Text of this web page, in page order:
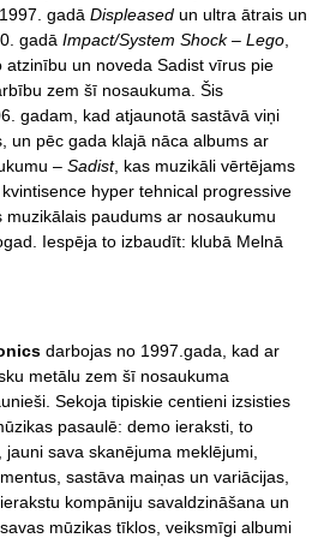
gadā Displeased un ultra ātrais un
gadā Impact/System Shock – Lego,
atzinību un noveda Sadist vīrus pie
zem šī nosaukuma. Šis
gadam, kad atjaunotā sastāvā viņi
un pēc gada klajā nāca albums ar
– Sadist, kas muzikāli vērtējams
hyper tehnical progressive
paudums ar nosaukumu
Iespēja to izbaudīt: klubā Melnā
darbojas no 1997.gada, kad ar
metālu zem šī nosaukuma
Sekoja tipiskie centieni izsisties
pasaulē: demo ieraksti, to
sava skanējuma meklējumi,
sastāva maiņas un variācijas,
kompāniju savaldzināšana un
mūzikas tīklos, veiksmīgi albumi